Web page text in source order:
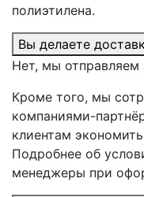
полиэтилена.
Вы делаете
Нет, мы отправляем
Кроме того, мы
компаниями-
клиентам
Подробнее об
менеджеры при